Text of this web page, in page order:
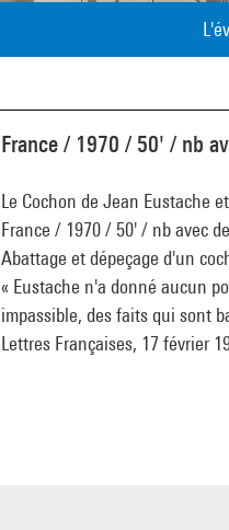
France / 1970 / 50' / nb
Le Cochon de Jean Eustache
France / 1970 / 50' / nb avec
Abattage et dépeçage d'un
« Eustache n'a donné aucun
impassible, des faits qui sont
Lettres Françaises, 17 février